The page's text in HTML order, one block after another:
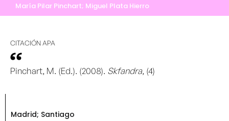
María Pilar Pinchart; Miguel Plata Hierro
CITACIÓN APA
Pinchart, M. (Ed.). (2008). Skfandra, (4)
Madrid; Santiago